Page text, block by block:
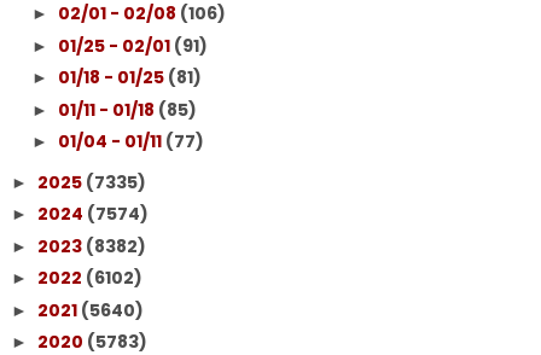
► 02/01 - 02/08 (106)
► 01/25 - 02/01 (91)
► 01/18 - 01/25 (81)
► 01/11 - 01/18 (85)
► 01/04 - 01/11 (77)
► 2025 (7335)
► 2024 (7574)
► 2023 (8382)
► 2022 (6102)
► 2021 (5640)
► 2020 (5783)